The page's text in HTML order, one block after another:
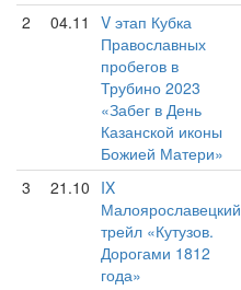
2 04.11
V этап Кубка
Православных
пробегов в
Трубино 2023
«Забег в День
Казанской иконы
Божией Матери»
3 21.10 IX
Малоярославецкий
трейл «Кутузов.
Дорогами 1812
года»